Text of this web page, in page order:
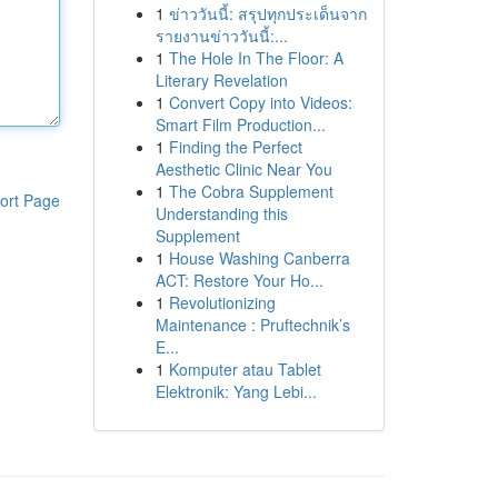
Page
1 ข่าววันนี้: สรุปทุกประเด็นจาก
รายงานข่าววันนี้:...
1 The Hole In The Floor: A
Literary Revelation
1 Convert Copy into Videos:
Smart Film Production...
1 Finding the Perfect
Aesthetic Clinic Near You
1 The Cobra Supplement
Understanding this
Supplement
1 House Washing Canberra
ACT: Restore Your Ho...
1 Revolutionizing
Maintenance : Pruftechnik’s
E...
1 Komputer atau Tablet
Elektronik: Yang Lebi...